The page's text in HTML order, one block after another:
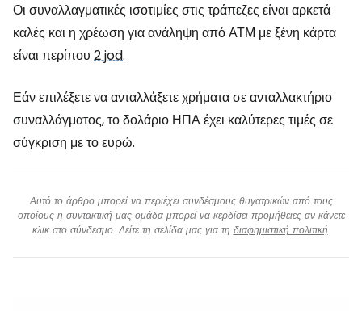
Οι συναλλαγματικές ισοτιμίες στις τράπεζες είναι αρκετά
καλές και η χρέωση για ανάληψη από ΑΤΜ με ξένη κάρτα
είναι περίπου 2 jod.
Εάν επιλέξετε να ανταλλάξετε χρήματα σε ανταλλακτήριο
συναλλάγματος, το δολάριο ΗΠΑ έχει καλύτερες τιμές σε
σύγκριση με το ευρώ.
Αυτό το άρθρο μπορεί να περιέχει συνδέσμους θυγατρικών από τους
οποίους η συντακτική μας ομάδα μπορεί να κερδίσει προμήθειες αν κάνετε
κλικ στο σύνδεσμο. Δείτε τη σελίδα μας για τη διαφημιστική πολιτική.